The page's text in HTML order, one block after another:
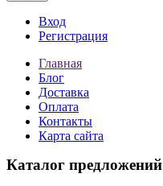
Вход
Регистрация
Главная
Блог
Доставка
Оплата
Контакты
Карта сайта
Каталог предложений